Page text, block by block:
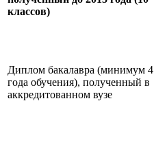
классов)
Диплом бакалавра (минимум 4
года обучения), полученный в
аккредитованном вузе